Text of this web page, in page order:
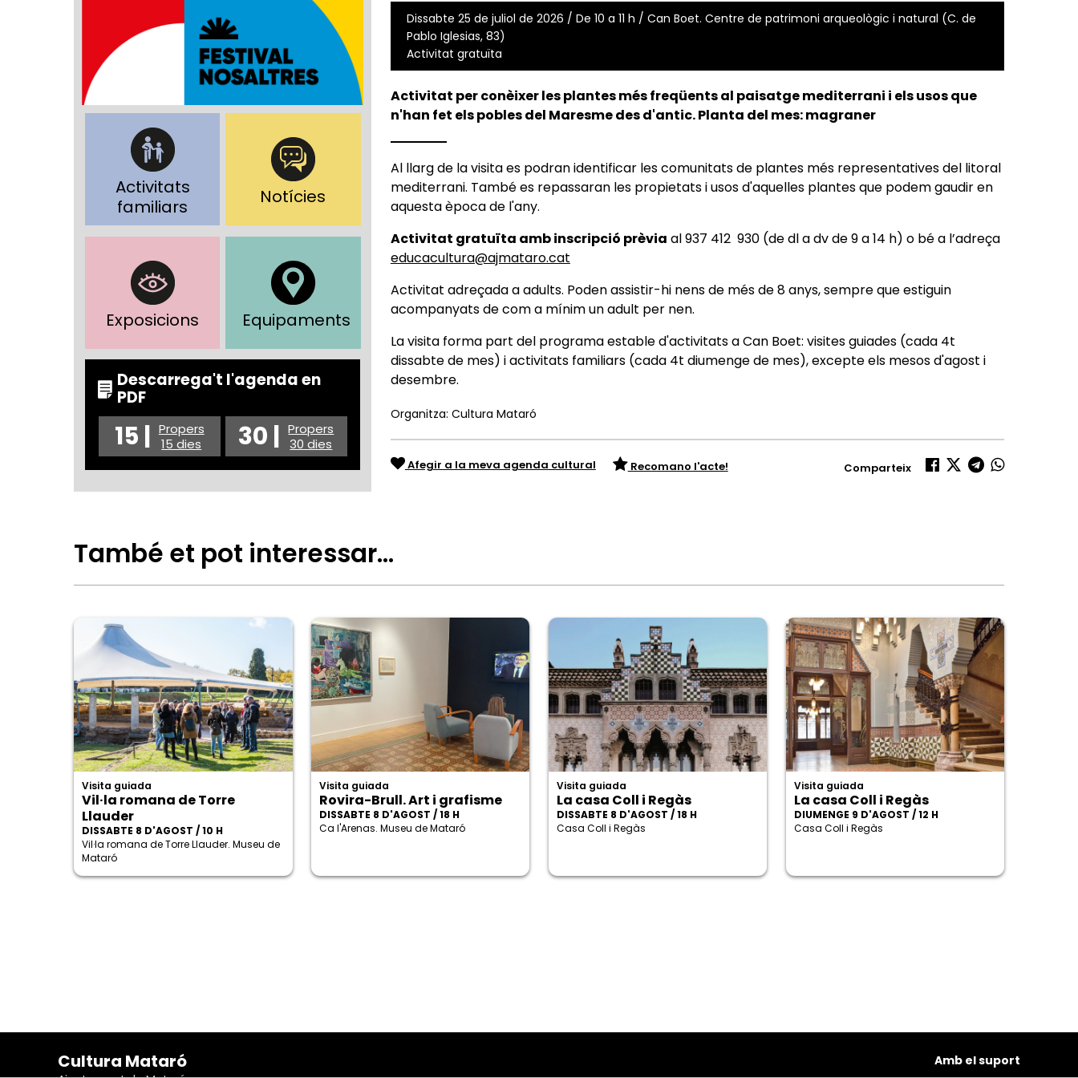
Activitats
familiars
Notícies
Exposicions Equipaments
Descarrega't l'agenda en
PDF
15 | Propers
15 dies
30 | Propers
30 dies
Dissabte 25 de juliol de 2026 / De 10 a 11 h / Can Boet. Centre de patrimoni arqueològic i natural (C. de
Pablo Iglesias, 83)
Activitat gratuïta
Activitat per conèixer les plantes més freqüents al paisatge mediterrani i els usos que
n'han fet els pobles del Maresme des d'antic. Planta del mes: magraner
Al llarg de la visita es podran identificar les comunitats de plantes més representatives del litoral
mediterrani. També es repassaran les propietats i usos d'aquelles plantes que podem gaudir en
aquesta època de l'any.
Activitat gratuïta amb inscripció prèvia al 937 412 930 (de dl a dv de 9 a 14 h) o bé a l’adreça
educacultura@ajmataro.cat
Activitat adreçada a adults. Poden assistir-hi nens de més de 8 anys, sempre que estiguin
acompanyats de com a mínim un adult per nen.
La visita forma part del programa estable d'activitats a Can Boet: visites guiades (cada 4t
dissabte de mes) i activitats familiars (cada 4t diumenge de mes), excepte els mesos d'agost i
desembre.
Organitza: Cultura Mataró
Afegir a la meva agenda cultural Recomano l'acte! Comparteix
També et pot interessar…
Visita guiada
Vil·la romana de Torre
Llauder
DISSABTE 8 D'AGOST / 10 H
Vil·la romana de Torre Llauder. Museu de
Mataró
Visita guiada
Rovira-Brull. Art i grafisme
DISSABTE 8 D'AGOST / 18 H
Ca l'Arenas. Museu de Mataró
Visita guiada
La casa Coll i Regàs
DISSABTE 8 D'AGOST / 18 H
Casa Coll i Regàs
Visita guiada
La casa Coll i Regàs
DIUMENGE 9 D'AGOST / 12 H
Casa Coll i Regàs
Cultura Mataró Amb el suport